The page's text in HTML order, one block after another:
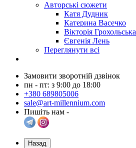
Авторські сюжети
Катя Дудник
Катерина Васечко
Вікторія Грохольська
Євгенія Лень
Переглянути всі
Замовити зворотній дзвінок
пн - пт: з 9:00 до 18:00
+380 689805006
sale@art-millennium.com
Пишіть нам -
Назад